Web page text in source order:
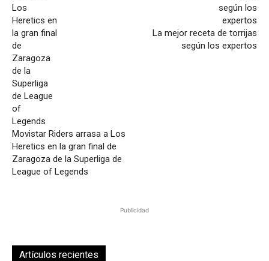
Movistar Riders arrasa a Los
Heretics en la gran final de
Zaragoza de la Superliga de
League of Legends
La mejor receta de torrijas
según los expertos
Publicidad
Artículos recientes